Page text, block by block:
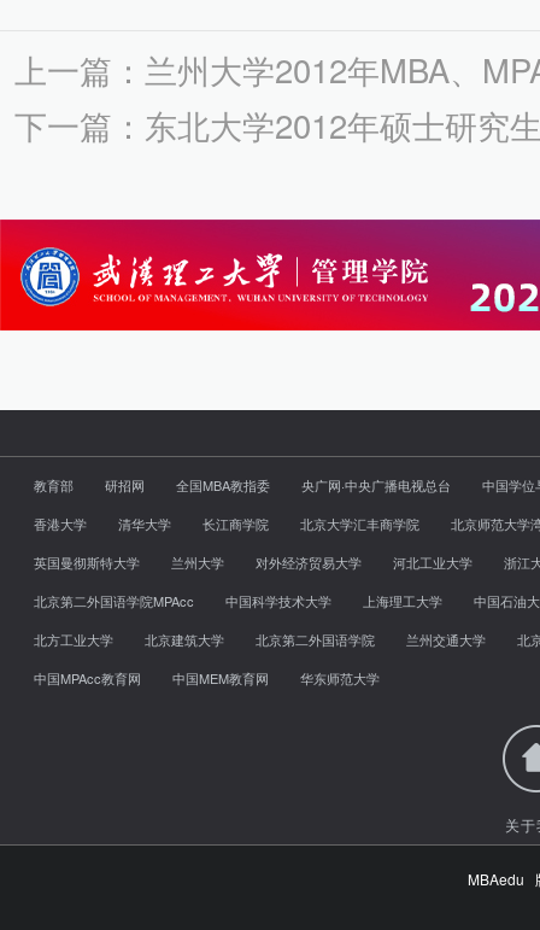
上一篇：兰州大学2012年MBA、
下一篇：东北大学2012年硕士研究
教育部 研招网 全国MBA教指委 央广网·中央广播电视总台
中国学位
香港大学
清华大学 长江商学院 北京大学汇丰商学院
北京师范大学
英国曼彻斯特大学
兰州大学 对外经济贸易大学 河北工业大学
浙江
北京第二外国语学院MPAcc
中国科学技术大学 上海理工大学
中国石油
北方工业大学
北京建筑大学 北京第二外国语学院 兰州交通大学
北
中国MPAcc教育网
中国MEM教育网 华东师范大学
关
MBAedu